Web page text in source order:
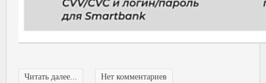
Читать далее... Нет комментариев